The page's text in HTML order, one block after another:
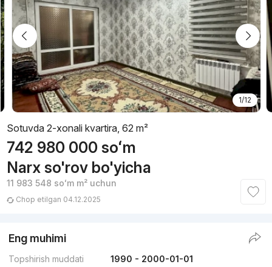
1/12
Sotuvda 2-xonali kvartira, 62 m²
742 980 000 soʻm
Narx so'rov bo'yicha
11 983 548 soʻmm² uchun
Chop etilgan 04.12.2025
Eng muhimi
Topshirish muddati
1990 - 2000-01-01